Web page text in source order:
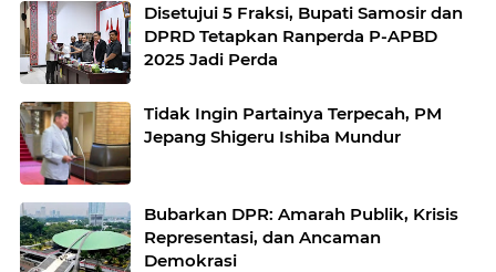
Disetujui 5 Fraksi, Bupati Samosir dan
DPRD Tetapkan Ranperda P-APBD
2025 Jadi Perda
Tidak Ingin Partainya Terpecah, PM
Jepang Shigeru Ishiba Mundur
Bubarkan DPR: Amarah Publik, Krisis
Representasi, dan Ancaman
Demokrasi